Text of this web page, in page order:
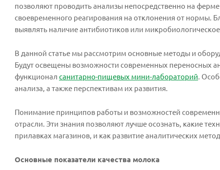
позволяют проводить анализы непосредственно на
своевременного реагирования на отклонения от нормы.
выявлять наличие антибиотиков или
В данной статье мы рассмотрим основные методы и
Будут освещены возможности современных переносных
функционал санитарно-пищевых мини-лабораторий .
анализа, а также перспективам их развития.
Понимание принципов работы и возможностей
отрасли. Эти знания позволяют лучше осознать, какие
прилавках магазинов, и как развитие аналитических
Основные показатели качества молока